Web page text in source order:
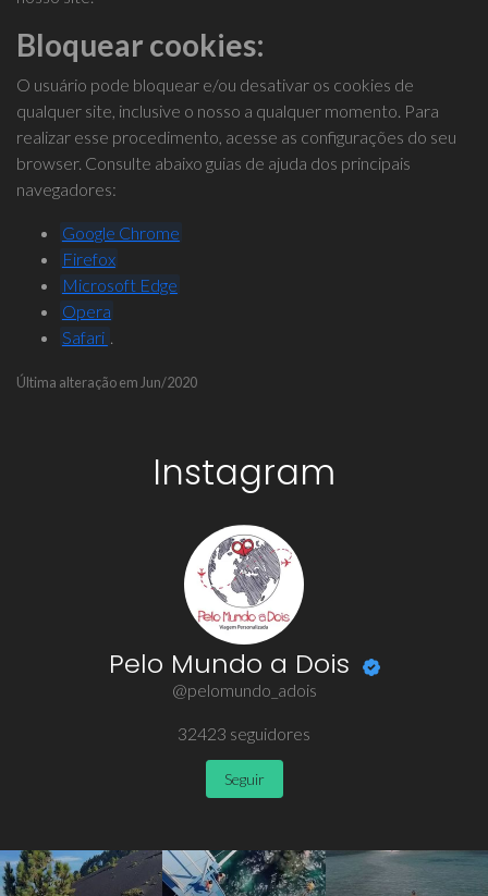
Bloquear cookies:
O usuário pode bloquear e/ou desativar os cookies de
qualquer site, inclusive o nosso a qualquer momento. Para
realizar esse procedimento, acesse as configurações do seu
browser. Consulte abaixo guias de ajuda dos principais
navegadores:
Google Chrome
Firefox
Microsoft Edge
Opera
Safari .
Última alteração em Jun/2020
Instagram
Pelo Mundo a Dois
@pelomundo_adois
32423 seguidores
Seguir